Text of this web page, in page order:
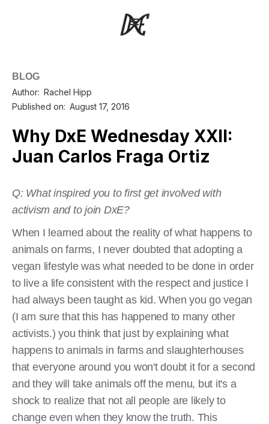
BLOG
Author: Rachel Hipp
Published on: August 17, 2016
Why DxE Wednesday XXII:
Juan Carlos Fraga Ortiz
Q: What inspired you to first get involved with
activism and to join DxE?
When I learned about the reality of what happens to
animals on farms, I never doubted that adopting a
vegan lifestyle was what needed to be done in order
to live a life consistent with the respect and justice I
had always been taught as kid. When you go vegan
(I am sure that this has happened to many other
activists.) you think that just by explaining what
happens to animals in farms and slaughterhouses
that everyone around you won't doubt it for a second
and they will take animals off the menu, but it's a
shock to realize that not all people are likely to
change even when they know the truth. This